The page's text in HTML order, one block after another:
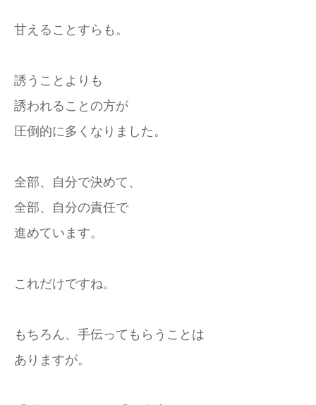
甘えることすらも。
誘うことよりも
誘われることの方が
圧倒的に多くなりました。
全部、自分で決めて、
全部、自分の責任で
進めています。
これだけですね。
もちろん、手伝ってもらうことは
ありますが。